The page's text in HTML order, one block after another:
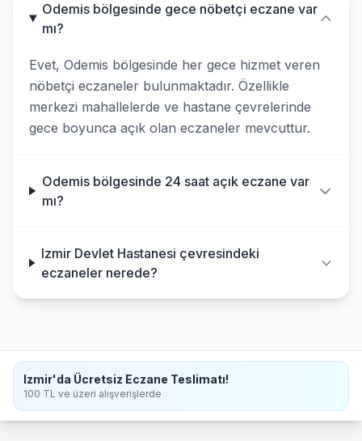
Odemis bölgesinde gece nöbetçi eczane var
mı?
Evet, Odemis bölgesinde her gece hizmet veren
nöbetçi eczaneler bulunmaktadır. Özellikle
merkezi mahallelerde ve hastane çevrelerinde
gece boyunca açık olan eczaneler mevcuttur.
Odemis bölgesinde 24 saat açık eczane var
mı?
Izmir Devlet Hastanesi çevresindeki
eczaneler nerede?
Izmir'da Ücretsiz Eczane Teslimatı!
100 TL ve üzeri alışverişlerde